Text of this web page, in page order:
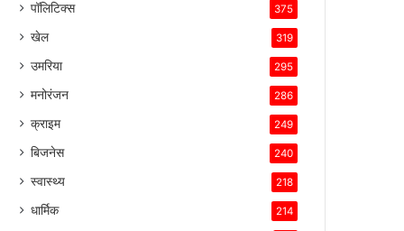
पॉलिटिक्स 375
खेल 319
उमरिया 295
मनोरंजन 286
क्राइम 249
बिजनेस 240
स्वास्थ्य 218
धार्मिक 214